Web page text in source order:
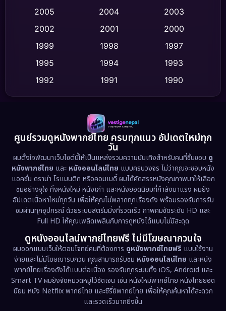
Cult Film
Dance เต้น (10)
Detective สืบสวน (64)
Disaster (13)
Disney+ (5)
Documentary สารคดี (95)
Drama ดราม่า (1,538)
Dystopian (17)
Emotional (61)
Epic มหากาพย์ (233)
Erotic (43)
2005
2004
2003
2002
2001
2000
1999
1998
1997
1995
1994
1993
1992
1991
1990
1989
1988
1986
1983
1978
1974
1962
ศูนย์รวมดูหนังพากย์ไทย ครบทุกแนว อัปเดตใหม่ทุก
วัน
ผมตั้งใจพัฒนาเว็บไซต์นี้ให้เป็นแหล่งรวมความบันเทิงสำหรับคนที่ชื่นชอบ ดู
หนังพากย์ไทย และ หนังออนไลน์ไทย แบบครบวงจร ไม่ว่าคุณจะชอบหนัง
แอคชั่น ดราม่า โรแมนติก หรือคอมเมดี้ ผมได้คัดสรรหนังคุณภาพมาให้เลือก
ชมอย่างจุใจ ทั้งหนังใหม่ หนังเก่า และหนังยอดนิยมที่กำลังมาแรง ผมยัง
อัปเดตเนื้อหาใหม่ทุกวัน เพื่อให้คุณไม่พลาดทุกเรื่องดัง พร้อมรองรับการรับ
ชมผ่านทุกอุปกรณ์ ด้วยระบบสตรีมมิ่งที่รวดเร็ว ภาพคมชัดระดับ HD และ
Full HD ให้คุณเพลิดเพลินกับการดูหนังได้แบบไม่มีสะดุด
ดูหนังออนไลน์พากย์ไทยฟรี ไม่มีโฆษณากวนใจ
ผมออกแบบเว็บให้ตอบโจทย์คนที่ต้องการ ดูหนังพากย์ไทยฟรี แบบใช้งาน
ง่ายและไม่มีโฆษณารบกวน คุณสามารถรับชม หนังออนไลน์ไทย และหนัง
พากย์ไทยเรื่องดังได้แบบต่อเนื่อง รองรับทุกระบบทั้ง iOS, Android และ
Smart TV ผมยังจัดหมวดหมู่ไว้ชัดเจน เช่น หนังใหม่พากย์ไทย หนังไทยยอด
นิยม หนัง Netflix พากย์ไทย และซีรี่ย์พากย์ไทย เพื่อให้คุณค้นหาได้สะดวก
และรวดเร็วมากยิ่งขึ้น